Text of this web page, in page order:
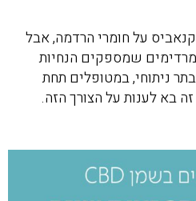
על חומרי הרדמה, אבל
שמספקים הנחיות
ניתוחי, במטופלים תחת
בא לענות על הצורך הזה.